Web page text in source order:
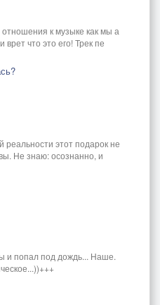
к музыке как мы а
врет что это его! Трек пе
реальности этот подарок не
Не знаю: осознанно, и
и попал под дождь... Наше.